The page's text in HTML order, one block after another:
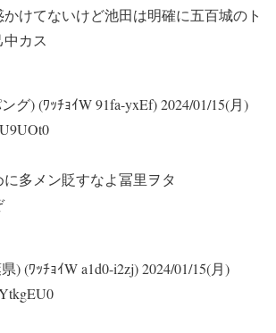
けてないけど池田は明確に五百城のト
カス
グ) (ﾜｯﾁｮｲW 91fa-yxEf)2024/01/15(月)
多メン貶すなよ冨里ヲタ
) (ﾜｯﾁｮｲW a1d0-i2zj)2024/01/15(月)